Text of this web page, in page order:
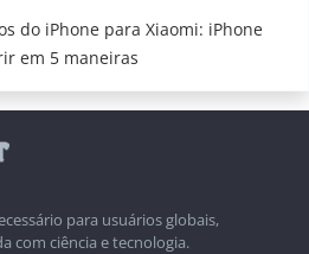
do iPhone para Xiaomi: iPhone
em 5 maneiras
para usuários globais,
com ciência e tecnologia.